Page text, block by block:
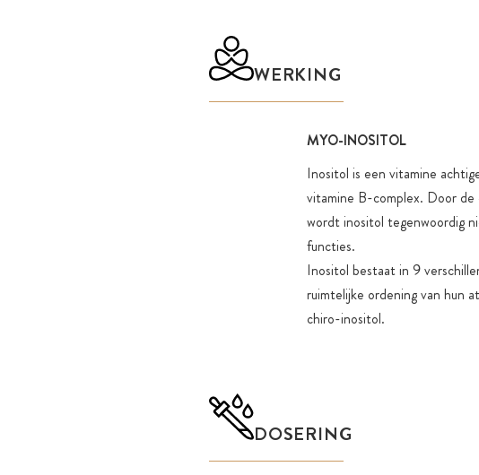
WERKING
MYO-INOSITOL
Inositol is een vitamine
vitamine B-complex. Door de
wordt inositol tegenwoordig
functies.
Inositol bestaat in 9
ruimtelijke ordening van hun
chiro-inositol.
DOSERING